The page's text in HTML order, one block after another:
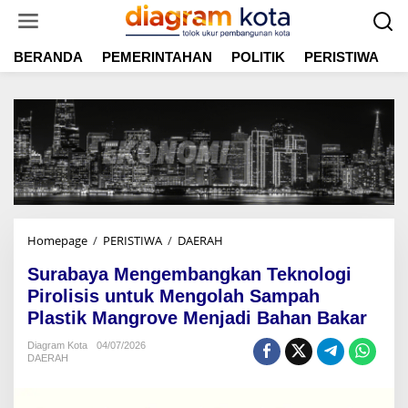
t
BERANDA PEMERINTAHAN POLITIK PERISTIWA
Homepage / PERISTIWA / DAERAH
r
a
b
a
Surabaya Mengembangkan Teknologi
Pirolisis untuk Mengolah Sampah
Plastik Mangrove Menjadi Bahan Bakar
Diagram Kota
04/07/2026
DAERAH